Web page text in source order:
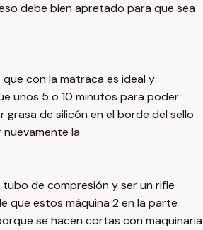
debe bien apretado para que sea
con la matraca es ideal y
unos 5 o 10 minutos para poder
grasa de silicón en el borde del sello
la
de compresión y ser un rifle
que estos máquina 2 en la parte
se hacen cortas con maquinaria